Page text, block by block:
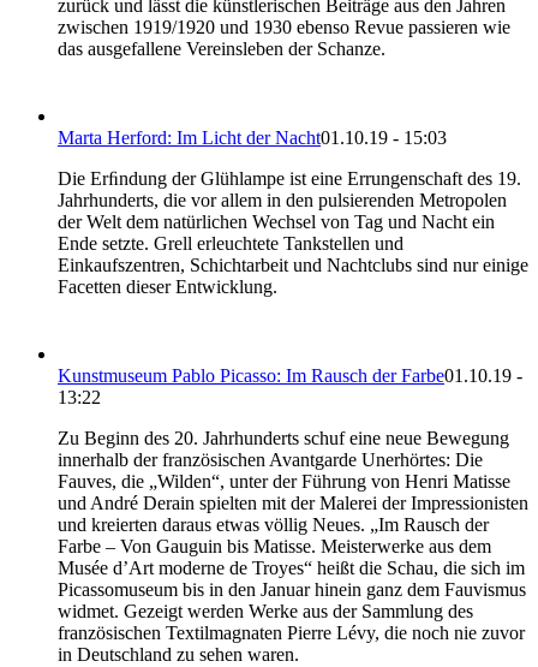
zurück und lässt die künstlerischen Beiträge aus den Jahren
zwischen 1919/1920 und 1930 ebenso Revue passieren wie
das ausgefallene Vereinsleben der Schanze.
Marta Herford: Im Licht der Nacht01.10.19 - 15:03
Die Erﬁndung der Glühlampe ist eine Errungenschaft des 19.
Jahrhunderts, die vor allem in den pulsierenden Metropolen
der Welt dem natürlichen Wechsel von Tag und Nacht ein
Ende setzte. Grell erleuchtete Tankstellen und
Einkaufszentren, Schichtarbeit und Nachtclubs sind nur einige
Facetten dieser Entwicklung.
Kunstmuseum Pablo Picasso: Im Rausch der Farbe01.10.19 -
13:22
Zu Beginn des 20. Jahrhunderts schuf eine neue Bewegung
innerhalb der französischen Avantgarde Unerhörtes: Die
Fauves, die „Wilden“, unter der Führung von Henri Matisse
und André Derain spielten mit der Malerei der Impressionisten
und kreierten daraus etwas völlig Neues. „Im Rausch der
Farbe – Von Gauguin bis Matisse. Meisterwerke aus dem
Musée d’Art moderne de Troyes“ heißt die Schau, die sich im
Picassomuseum bis in den Januar hinein ganz dem Fauvismus
widmet. Gezeigt werden Werke aus der Sammlung des
französischen Textilmagnaten Pierre Lévy, die noch nie zuvor
in Deutschland zu sehen waren.